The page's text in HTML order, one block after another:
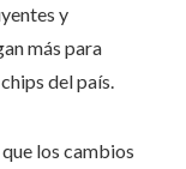
y
más para
del país.
los cambios